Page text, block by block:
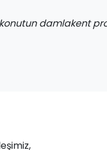
damlakent